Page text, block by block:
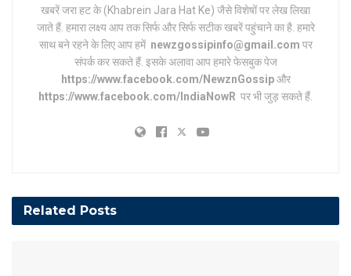
खबरें जरा हट के (Khabrein Jara Hat Ke) जैसे विशेषों पर लेख लिखा
जाते हैं. हमारा लक्ष्य आप तक सिर्फ और सिर्फ सटीक खबरें पहुंचाने का है. हमारे
साथ बने रहने के लिए आप हमें newzgossipinfo@gmail.com पर
संपर्क कर सकते हैं. इसके अलावा आप हमारे फेसबुक पेज
https://www.facebook.com/NewznGossipऔर
https://www.facebook.com/IndiaNowR पर भी जुड़ सकते हैं.
Related Posts